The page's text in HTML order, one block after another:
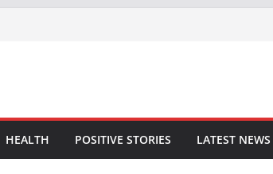
HEALTH POSITIVE STORIES LATEST NEWS